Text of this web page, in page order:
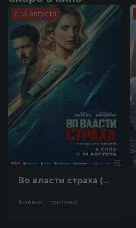
с 13 августа
Во власти страха (18+)
боевик, триллер